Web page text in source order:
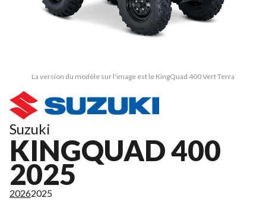
La version du modèle sur l'image est le KingQuad 400 Vert Terra
Suzuki
KINGQUAD 400
2025
20262025